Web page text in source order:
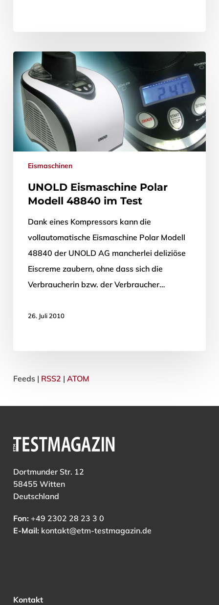
Eismaschinen
UNOLD Eismaschine Polar
Modell 48840 im Test
Dank eines Kompressors kann die
vollautomatische Eismaschine Polar Modell
48840 der UNOLD AG mancherlei deliziöse
Eiscreme zaubern, ohne dass sich die
Verbraucherin bzw. der Verbraucher…
26. Juli 2010
Feeds | RSS2 | ATOM
Dortmunder Str. 12
58455 Witten
Deutschland
Fon:+49 2302 28 23 3 0
E-Mail: kontakt@etm-testmagazin.de
Kontakt